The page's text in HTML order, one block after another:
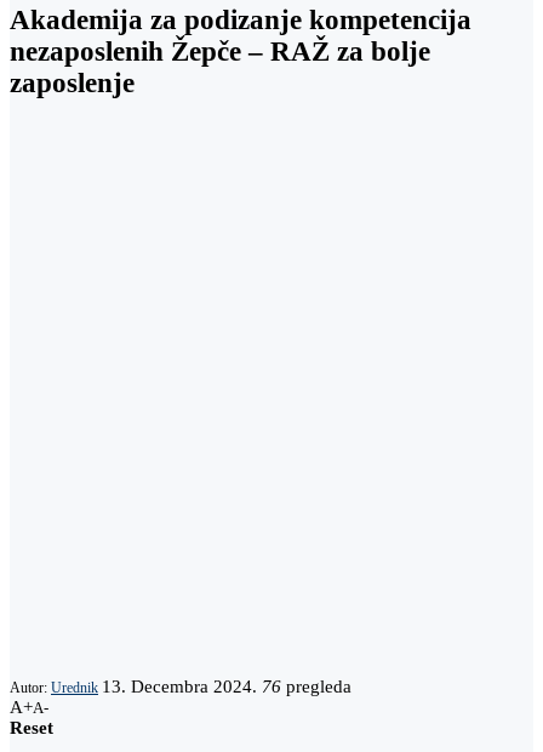
Akademija za podizanje kompetencija
nezaposlenih Žepče – RAŽ za bolje
zaposlenje
Autor: Urednik 13. Decembra 2024. 76 pregleda
A+A-
Reset